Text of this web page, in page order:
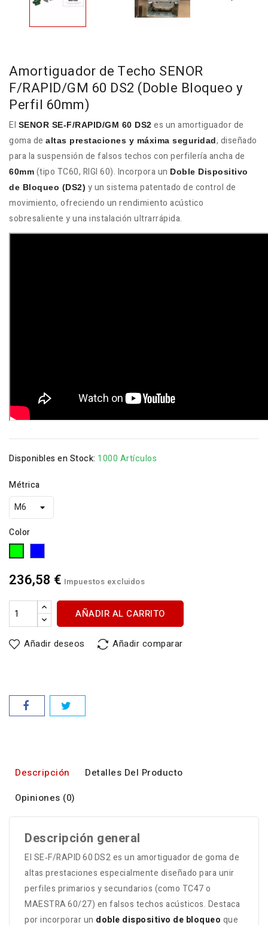
Amortiguador de Techo SENOR
F/RAPID/GM 60 DS2 (Doble Bloqueo y
Perfil 60mm)
El SENOR SE-F/RAPID/GM 60 DS2 es un amortiguador de
goma de altas prestaciones y máxima seguridad, diseñado
para la suspensión de falsos techos con perfilería ancha de
60mm (tipo TC60, RIGI 60). Incorpora un Doble Dispositivo
de Bloqueo (DS2) y un sistema patentado de control de
movimiento, ofreciendo un rendimiento acústico
sobresaliente y una instalación ultrarrápida.
Disponibles en Stock: 1000 Artículos
Métrica
Color
236,58 € Impuestos excluidos
AÑADIR AL CARRITO
Añadir deseos Añadir comparar
Descripción
Detalles Del Producto
Opiniones (0)
Descripción general
El SE‑F/RAPID 60 DS2 es un amortiguador de goma de
altas prestaciones especialmente diseñado para unir
perfiles primarios y secundarios (como TC47 o
MAESTRA 60/27) en falsos techos acústicos. Destaca
por incorporar un doble dispositivo de bloqueo que